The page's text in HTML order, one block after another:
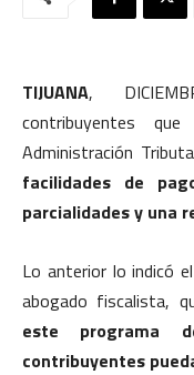
TIJUANA,
contribuyentes
Administración
facilidades de
parcialidades y una
Lo anterior lo indicó el
abogado fiscalista,
este programa
contribuyentes